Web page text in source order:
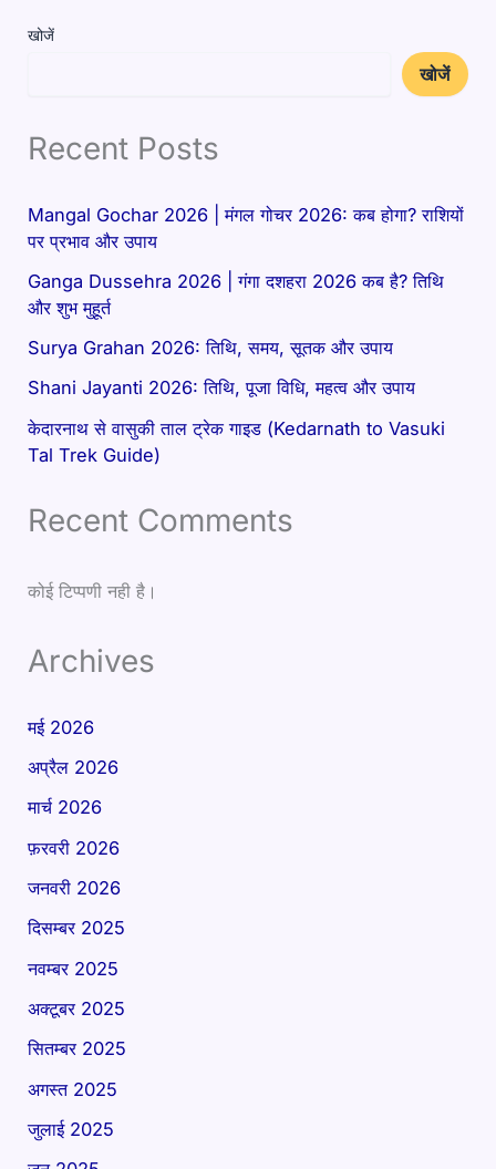
खोजें
खोजें
Recent Posts
Mangal Gochar 2026 | मंगल गोचर 2026: कब होगा? राशियों
पर प्रभाव और उपाय
Ganga Dussehra 2026 | गंगा दशहरा 2026 कब है? तिथि
और शुभ मुहूर्त
Surya Grahan 2026: तिथि, समय, सूतक और उपाय
Shani Jayanti 2026: तिथि, पूजा विधि, महत्व और उपाय
केदारनाथ से वासुकी ताल ट्रेक गाइड (Kedarnath to Vasuki
Tal Trek Guide)
Recent Comments
कोई टिप्पणी नही है।
Archives
मई 2026
अप्रैल 2026
मार्च 2026
फ़रवरी 2026
जनवरी 2026
दिसम्बर 2025
नवम्बर 2025
अक्टूबर 2025
सितम्बर 2025
अगस्त 2025
जुलाई 2025